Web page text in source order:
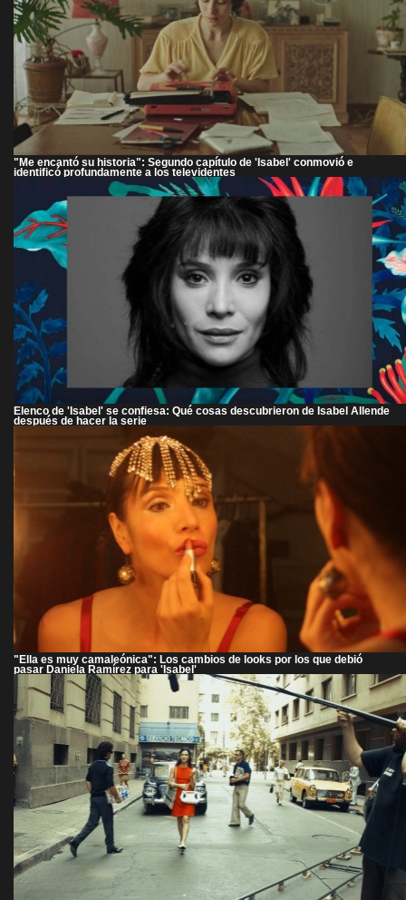
"Me encantó su historia": Segundo capítulo de 'Isabel' conmovió e
identificó profundamente a los televidentes
Elenco de 'Isabel' se confiesa: Qué cosas descubrieron de Isabel Allende
después de hacer la serie
"Ella es muy camaleónica": Los cambios de looks por los que debió
pasar Daniela Ramírez para 'Isabel'